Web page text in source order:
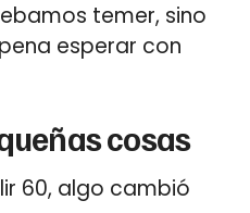
temer, sino
esperar con
cosas
60, algo cambió